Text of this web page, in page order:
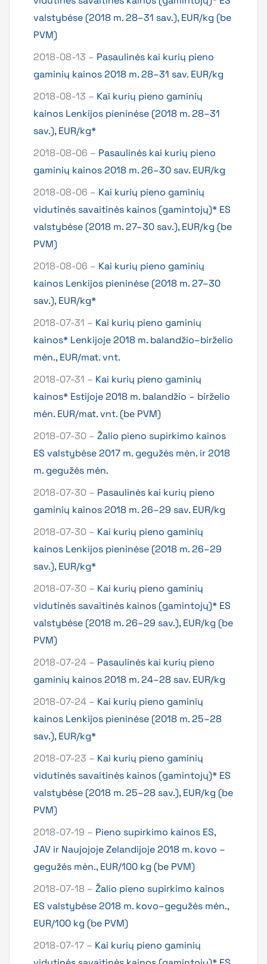
valstybėse (2018 m. 28–31 sav.), EUR/kg (be
PVM)
2018-08-13 – Pasaulinės kai kurių pieno
gaminių kainos 2018 m. 28–31 sav. EUR/kg
2018-08-13 – Kai kurių pieno gaminių
kainos Lenkijos pieninėse (2018 m. 28–31
sav.), EUR/kg*
2018-08-06 – Pasaulinės kai kurių pieno
gaminių kainos 2018 m. 26–30 sav. EUR/kg
2018-08-06 – Kai kurių pieno gaminių
vidutinės savaitinės kainos (gamintojų)* ES
valstybėse (2018 m. 27–30 sav.), EUR/kg (be
PVM)
2018-08-06 – Kai kurių pieno gaminių
kainos Lenkijos pieninėse (2018 m. 27–30
sav.), EUR/kg*
2018-07-31 – Kai kurių pieno gaminių
kainos* Lenkijoje 2018 m. balandžio–birželio
mėn., EUR/mat. vnt.
2018-07-31 – Kai kurių pieno gaminių
kainos* Estijoje 2018 m. balandžio – birželio
mėn. EUR/mat. vnt. (be PVM)
2018-07-30 – Žalio pieno supirkimo kainos
ES valstybėse 2017 m. gegužės mėn. ir 2018
m. gegužės mėn.
2018-07-30 – Pasaulinės kai kurių pieno
gaminių kainos 2018 m. 26–29 sav. EUR/kg
2018-07-30 – Kai kurių pieno gaminių
kainos Lenkijos pieninėse (2018 m. 26–29
sav.), EUR/kg*
2018-07-30 – Kai kurių pieno gaminių
vidutinės savaitinės kainos (gamintojų)* ES
valstybėse (2018 m. 26–29 sav.), EUR/kg (be
PVM)
2018-07-24 – Pasaulinės kai kurių pieno
gaminių kainos 2018 m. 24–28 sav. EUR/kg
2018-07-24 – Kai kurių pieno gaminių
kainos Lenkijos pieninėse (2018 m. 25–28
sav.), EUR/kg*
2018-07-23 – Kai kurių pieno gaminių
vidutinės savaitinės kainos (gamintojų)* ES
valstybėse (2018 m. 25–28 sav.), EUR/kg (be
PVM)
2018-07-19 – Pieno supirkimo kainos ES,
JAV ir Naujojoje Zelandijoje 2018 m. kovo –
gegužės mėn., EUR/100 kg (be PVM)
2018-07-18 – Žalio pieno supirkimo kainos
ES valstybėse 2018 m. kovo–gegužės mėn.,
EUR/100 kg (be PVM)
2018-07-17 – Kai kurių pieno gaminių